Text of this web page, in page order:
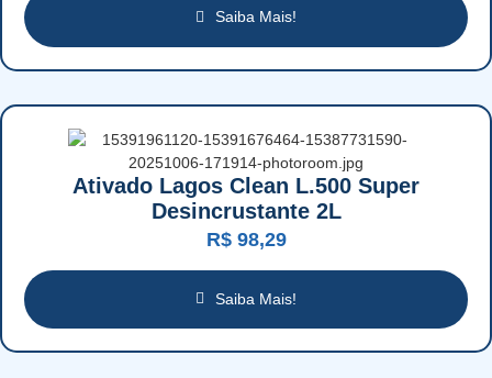
Saiba Mais!
Ativado Lagos Clean L.500 Super
Desincrustante 2L
R$98,29
Saiba Mais!